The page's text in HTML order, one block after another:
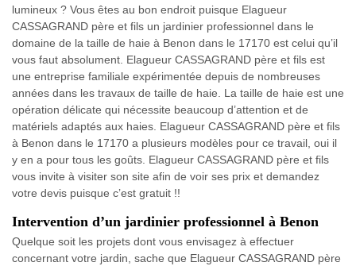
lumineux ? Vous êtes au bon endroit puisque Elagueur
CASSAGRAND père et fils un jardinier professionnel dans le
domaine de la taille de haie à Benon dans le 17170 est celui qu’il
vous faut absolument. Elagueur CASSAGRAND père et fils est
une entreprise familiale expérimentée depuis de nombreuses
années dans les travaux de taille de haie. La taille de haie est une
opération délicate qui nécessite beaucoup d’attention et de
matériels adaptés aux haies. Elagueur CASSAGRAND père et fils
à Benon dans le 17170 a plusieurs modèles pour ce travail, oui il
y en a pour tous les goûts. Elagueur CASSAGRAND père et fils
vous invite à visiter son site afin de voir ses prix et demandez
votre devis puisque c’est gratuit !!
Intervention d’un jardinier professionnel à Benon
Quelque soit les projets dont vous envisagez à effectuer
concernant votre jardin, sache que Elagueur CASSAGRAND père